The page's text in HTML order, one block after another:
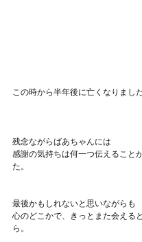
この時から半年後に亡くなりました
残念ながらばあちゃんには
感謝の気持ちは何一つ伝えること
た。
最後かもしれないと思いながらも
心のどこかで、きっとまた会える
ら。